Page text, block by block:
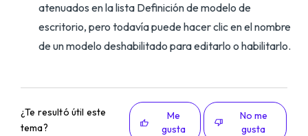
atenuados en la lista Definición de modelo de
escritorio, pero todavía puede hacer clic en el nombre
de un modelo deshabilitado para editarlo o habilitarlo.
¿Te resultó útil este
tema?
Me
gusta
No me
gusta